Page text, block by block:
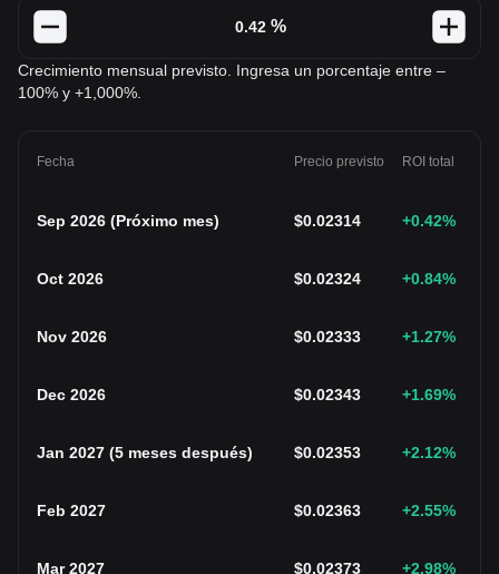
%
Crecimiento mensual previsto. Ingresa un porcentaje entre –
100% y +1,000%.
Fecha Precio previsto ROI total
Sep 2026 (Próximo mes) $0.02314 +0.42%
Oct 2026 $0.02324 +0.84%
Nov 2026 $0.02333 +1.27%
Dec 2026 $0.02343 +1.69%
Jan 2027 (5 meses después) $0.02353 +2.12%
Feb 2027 $0.02363 +2.55%
Mar 2027 $0.02373 +2.98%